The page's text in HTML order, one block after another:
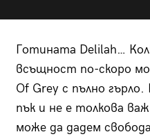
Готината Delilah…
всъщност по-скоро
Of Grey с пълно
пък и не е толкова
може да дадем